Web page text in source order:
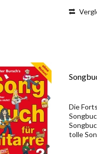
Die
tolle